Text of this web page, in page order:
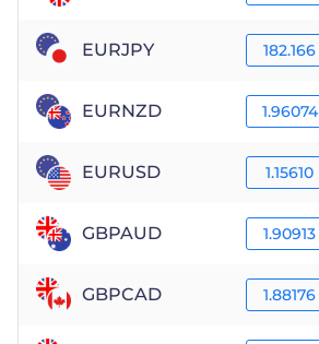
EURJPY 182.166
EURNZD 1.96074
EURUSD 1.15610
GBPAUD 1.90913
GBPCAD 1.88176